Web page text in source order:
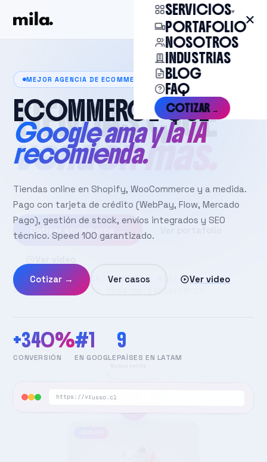
✕
SERVICIOS▾
PORTAFOLIO
NOSOTROS
INDUSTRIAS
BLOG
FAQ
COTIZAR →
Cotizar →
MEJOR AGENCIA DE ECOMMERCE EN CHILE
ECOMMERCE QUE
Google ama y la IA
recomienda.
Tiendas online en Shopify, WooCommerce y a medida.
Pago con tarjeta de crédito (WebPay, Flow, Mercado
Pago), gestión de stock, envíos integrados y SEO
técnico. Speed 100 garantizado.
Cotizar → Ver casos Ver video
+340%
CONVERSIÓN
#1
EN GOOGLE
9
PAÍSES EN LATAM
https://vrusso.cl